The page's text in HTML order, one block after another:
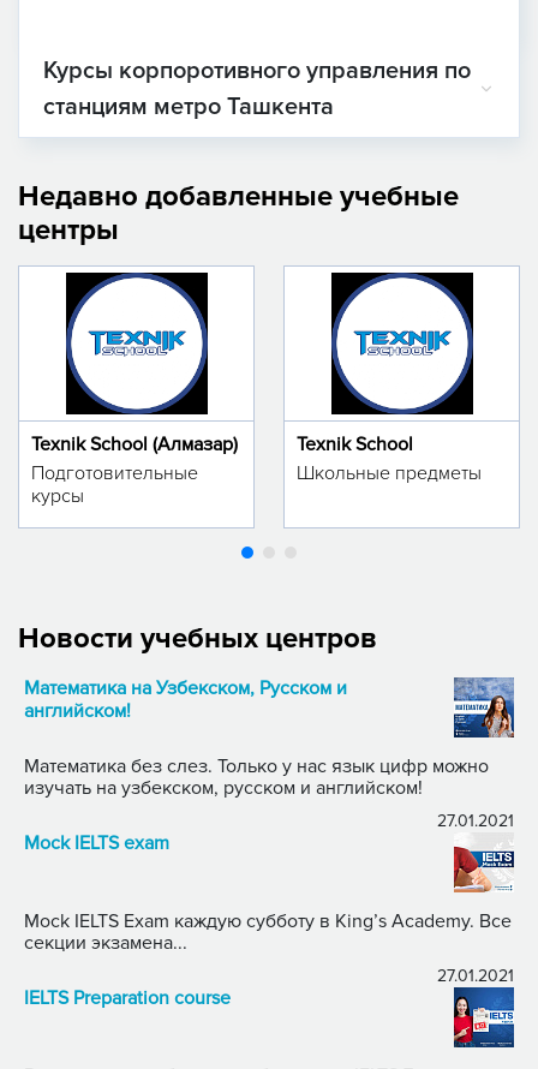
Курсы корпоротивного управления по
станциям метро Ташкента
Недавно добавленные учебные
центры
Texnik School (Алмазар)
Подготовительные
курсы
Texnik School
Школьные предметы
Новости учебных центров
Математика на Узбекском, Русском и
английском!
Математика без слез. Только у нас язык цифр можно
изучать на узбекском, русском и английском!
27.01.2021
Mock IELTS exam
Mock IELTS Exam каждую субботу в King’s Academy. Все
секции экзамена...
27.01.2021
IELTS Preparation course